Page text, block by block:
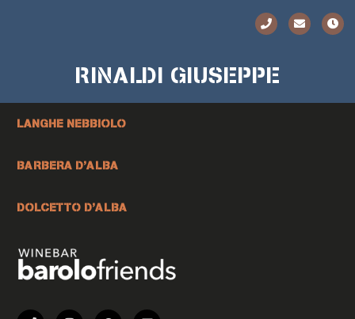
RINALDI GIUSEPPE
LANGHE NEBBIOLO
BARBERA D’ALBA
DOLCETTO D’ALBA